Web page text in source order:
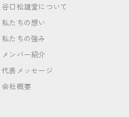
谷口松雄堂について
私たちの想い
私たちの強み
メンバー紹介
代表メッセージ
会社概要